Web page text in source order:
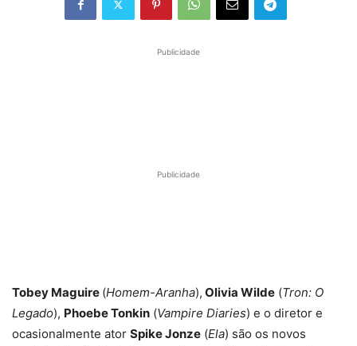
Publicidade
Publicidade
Tobey Maguire (Homem-Aranha), Olivia Wilde (Tron: O
Legado), Phoebe Tonkin (Vampire Diaries) e o diretor e
ocasionalmente ator Spike Jonze (Ela) são os novos